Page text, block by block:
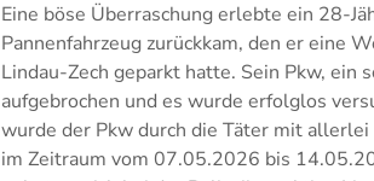
Eine böse Überraschung erlebte ein 28-
Pannenfahrzeug zurückkam, den er eine
Lindau-Zech geparkt hatte. Sein Pkw, ein
aufgebrochen und es wurde erfolglos
wurde der Pkw durch die Täter mit
im Zeitraum vom 07.05.2026 bis